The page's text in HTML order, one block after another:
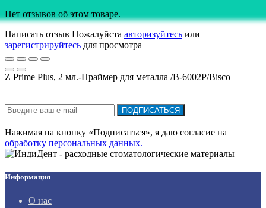
Нет отзывов об этом товаре.
Написать отзыв Пожалуйста авторизуйтесь или
зарегистрируйтесь для просмотра
Z Prime Plus, 2 мл.-Праймер для металла /В-6002P/Bisco
ПОДПИСАТЬСЯ
Нажимая на кнопку «Подписаться», я даю cогласие на
обработку персональных данных.
Информация
О нас